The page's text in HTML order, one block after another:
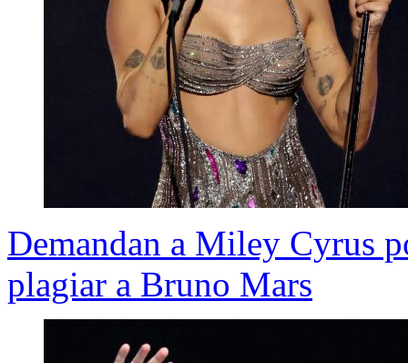
Demandan a Miley Cyrus
plagiar a Bruno Mars